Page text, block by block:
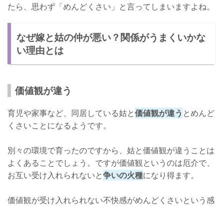
たら、思わず「めんどくさい」と言ってしまいますよね。
なぜ嫁と姑の仲が悪い？関係がうまくいかな
い理由とは
価値観が違う
育児や家事など、同居している姑と価値観が違う とめんど
くさいことになるようです。
別々の環境で育ったのですから、姑と価値観が違うことは
よくあることでしょう。ですが価値観というのは厄介で、
お互い受け入れられないと争いの火種になり得ます。
価値観が受け入れられない不快感がめんどくさいという感